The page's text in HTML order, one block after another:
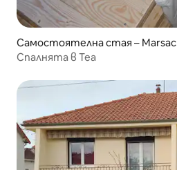
Самостоятелна стая – Marsac
Спалнята в Теа